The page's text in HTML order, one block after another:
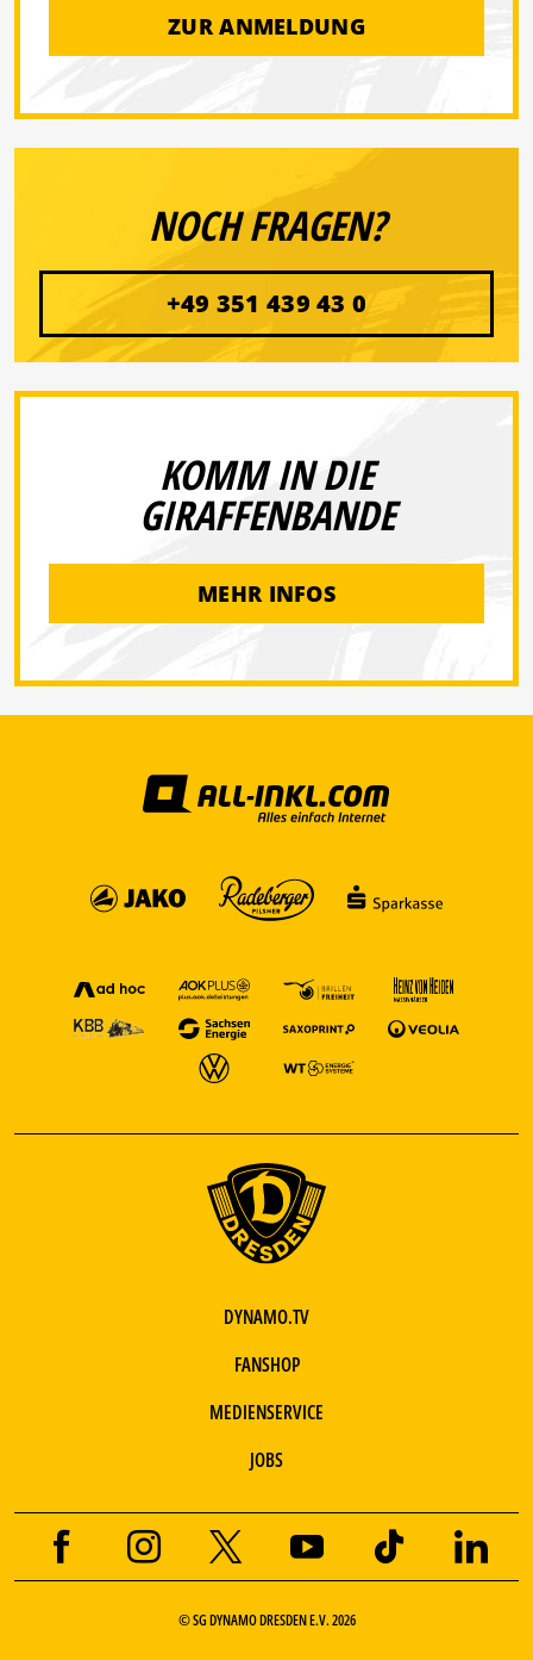
ZUR ANMELDUNG
NOCH FRAGEN?
+49 351 439 43 0
KOMM IN DIE
GIRAFFENBANDE
MEHR INFOS
DYNAMO.TV
FANSHOP
MEDIENSERVICE
JOBS
© SG DYNAMO DRESDEN E.V. 2026